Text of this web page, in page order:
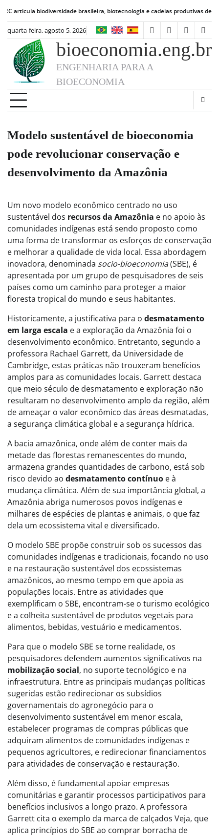
content
biodiversidade brasileira, biotecnologia e cadeias produtivas de alimentos
quarta-feira, agosto 5, 2026 facebookinstagram
linkedin
bioeconomia.eng.br
ENGENHARIA PARA A
BIOECONOMIA
Modelo sustentável de bioeconomia
pode revolucionar conservação e
desenvolvimento da Amazônia
Um novo modelo econômico centrado no uso
sustentável dos recursos da Amazônia e no apoio às
comunidades indígenas está sendo proposto como
uma forma de transformar os esforços de conservação
e melhorar a qualidade de vida local. Essa abordagem
inovadora, denominada socio-bioeconomia(SBE), é
apresentada por um grupo de pesquisadores de seis
países como um caminho para proteger a maior
floresta tropical do mundo e seus habitantes.
Historicamente, a justificativa para o desmatamento
em larga escala e a exploração da Amazônia foi o
desenvolvimento econômico. Entretanto, segundo a
professora Rachael Garrett, da Universidade de
Cambridge, estas práticas não trouxeram benefícios
amplos para as comunidades locais. Garrett destaca
que meio século de desmatamento e exploração não
resultaram no desenvolvimento amplo da região, além
de ameaçar o valor econômico das áreas desmatadas,
a segurança climática global e a segurança hídrica.
A bacia amazônica, onde além de conter mais da
metade das florestas remanescentes do mundo,
armazena grandes quantidades de carbono, está sob
risco devido ao desmatamento contínuo e à
mudança climática. Além de sua importância global, a
Amazônia abriga numerosos povos indígenas e
milhares de espécies de plantas e animais, o que faz
dela um ecossistema vital e diversificado.
O modelo SBE propõe construir sob os sucessos das
comunidades indígenas e tradicionais, focando no uso
e na restauração sustentável dos ecossistemas
amazônicos, ao mesmo tempo em que apoia as
populações locais. Entre as atividades que
exemplificam o SBE, encontram-se o turismo ecológico
e a colheita sustentável de produtos vegetais para
alimentos, bebidas, vestuário e medicamentos.
Para que o modelo SBE se torne realidade, os
pesquisadores defendem aumentos significativos na
mobilização social, no suporte tecnológico e na
infraestrutura. Entre as principais mudanças políticas
sugeridas estão redirecionar os subsídios
governamentais do agronegócio para o
desenvolvimento sustentável em menor escala,
estabelecer programas de compras públicas que
adquiram alimentos de comunidades indígenas e
pequenos agricultores, e redirecionar financiamentos
para atividades de conservação e restauração.
Além disso, é fundamental apoiar empresas
comunitárias e garantir processos participativos para
benefícios inclusivos a longo prazo. A professora
Garrett cita o exemplo da marca de calçados Veja, que
aplica princípios do SBE ao comprar borracha de